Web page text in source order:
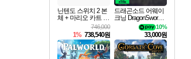
닌텐도 스위치 2 본
체 + 마리오 카트 월
746,000
1% 738,540원
드래곤소드 어웨이
크닝 DragonSword A
10%
33,000원